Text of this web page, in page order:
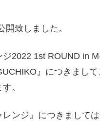
開致しました。
ジ2022 1st ROUND in
』につきまし
。
ンジ』につきまして